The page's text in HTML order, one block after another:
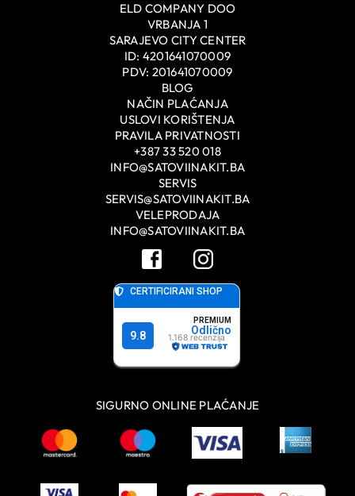
ELD COMPANY DOO
VRBANJA 1
SARAJEVO CITY CENTER
ID: 4201641070009
PDV: 201641070009
BLOG
NAČIN PLAĆANJA
USLOVI KORIŠTENJA
PRAVILA PRIVATNOSTI
+387 33 520 018
INFO@SATOVIINAKIT.BA
SERVIS
SERVIS@SATOVIINAKIT.BA
VELEPRODAJA
INFO@SATOVIINAKIT.BA
SIGURNO ONLINE PLAĆANJE